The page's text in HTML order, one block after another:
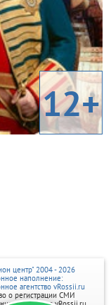
12+
центр" 2004 - 2026
наполнение:
агентство vRossii.ru
о регистрации СМИ